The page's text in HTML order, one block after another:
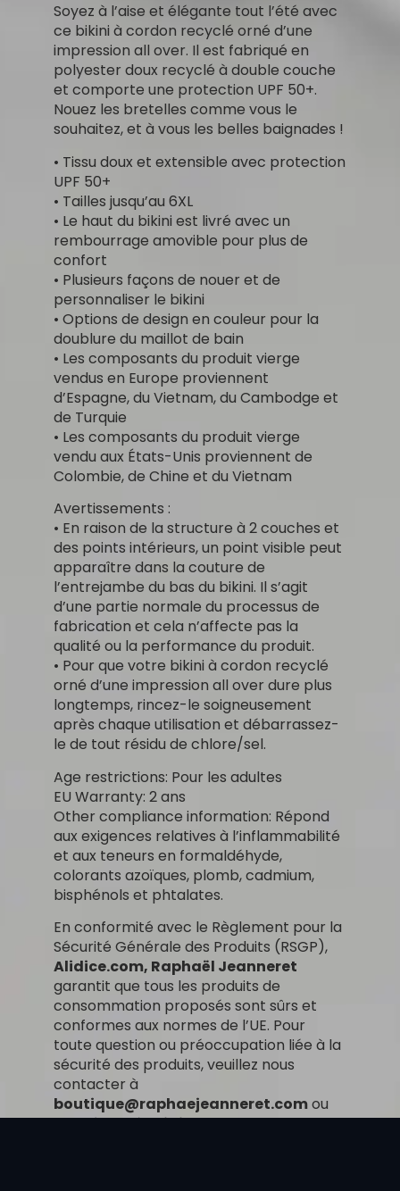
Soyez à l’aise et élégante tout l’été avec
ce bikini à cordon recyclé orné d’une
impression all over. Il est fabriqué en
polyester doux recyclé à double couche
et comporte une protection UPF 50+.
Nouez les bretelles comme vous le
souhaitez, et à vous les belles baignades !
• Tissu doux et extensible avec protection
UPF 50+
• Tailles jusqu’au 6XL
• Le haut du bikini est livré avec un
rembourrage amovible pour plus de
confort
• Plusieurs façons de nouer et de
personnaliser le bikini
• Options de design en couleur pour la
doublure du maillot de bain
• Les composants du produit vierge
vendus en Europe proviennent
d’Espagne, du Vietnam, du Cambodge et
de Turquie
• Les composants du produit vierge
vendu aux États-Unis proviennent de
Colombie, de Chine et du Vietnam
Avertissements :
• En raison de la structure à 2 couches et
des points intérieurs, un point visible peut
apparaître dans la couture de
l’entrejambe du bas du bikini. Il s’agit
d’une partie normale du processus de
fabrication et cela n’affecte pas la
qualité ou la performance du produit.
• Pour que votre bikini à cordon recyclé
orné d’une impression all over dure plus
longtemps, rincez-le soigneusement
après chaque utilisation et débarrassez-
le de tout résidu de chlore/sel.
Age restrictions: Pour les adultes
EU Warranty: 2 ans
Other compliance information: Répond
aux exigences relatives à l’inflammabilité
et aux teneurs en formaldéhyde,
colorants azoïques, plomb, cadmium,
bisphénols et phtalates.
En conformité avec le Règlement pour la
Sécurité Générale des Produits (RSGP),
Alidice.com, Raphaël Jeanneret
garantit que tous les produits de
consommation proposés sont sûrs et
conformes aux normes de l’UE. Pour
toute question ou préoccupation liée à la
sécurité des produits, veuillez nous
contacter à
boutique@raphaejeanneret.comou
nous écrire àAlidice.com, Route de